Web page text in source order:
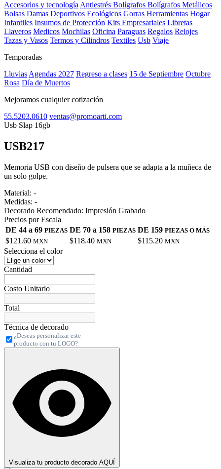
Accesorios y tecnología Antiestrés Bolígrafos Bolígrafos Metálicos
Bolsas Damas Deportivos Ecológicos Gorras Herramientas Hogar
Infantiles Insumos de Protección Kits Empresariales Libretas
Llaveros Medicos Mochilas Oficina Paraguas Regalos Relojes
Tazas y Vasos Termos y Cilindros Textiles Usb Viaje
Temporadas
Lluvias Agendas 2027 Regreso a clases 15 de Septiembre Octubre
Rosa Día de Muertos
Mejoramos cualquier cotización
55.5203.0610 ventas@promoarti.com
Usb Slap 16gb
USB217
Memoria USB con diseño de pulsera que se adapta a la muñeca de
un solo golpe.
Material: -
Medidas: -
Decorado Recomendado: Impresión Grabado
Precios por Escala
DE 44 a 69 PIEZAS DE 70 a 158 PIEZAS DE 159 PIEZAS O MÁS
$121.60 MXN $118.40 MXN $115.20 MXN
Selecciona el color
Cantidad
Costo Unitario
Total
Técnica de decorado
¿Deseas personalizar este
producto con tu LOGO?
Visualiza tu producto decorado AQUÍ